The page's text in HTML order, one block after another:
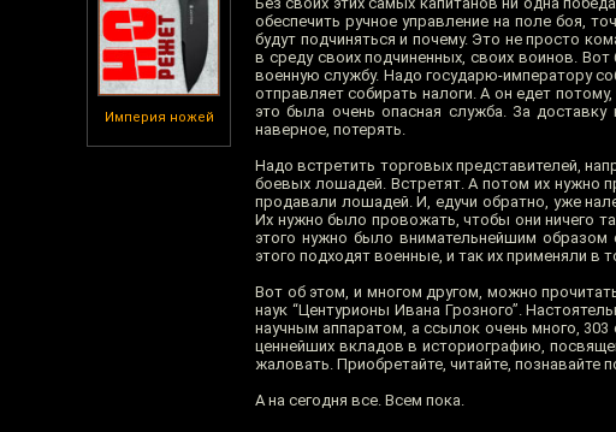
Империя ножей
обеспечить ручное управление на поле боя,
будут подчиняться и почему. Это не просто
в среду своих подчиненных, своих воинов.
военную службу. Надо государю-императору
отправляет собирать налоги. А он едет
это была очень опасная служба. За
наверное, потерять.
Надо встретить торговых представителей,
боевых лошадей. Встретят. А потом их нужно
продавали лошадей. И, едучи обратно, уже
Их нужно было провожать, чтобы они ничего
этого нужно было внимательнейшим
этого подходят военные, и так их применяли в
Вот об этом, и многом другом, можно
наук “Центурионы Ивана Грозного”.
научным аппаратом, а ссылок очень много,
ценнейших вкладов в историографию,
жаловать. Приобретайте, читайте, познавайте
А на сегодня все. Всем пока.